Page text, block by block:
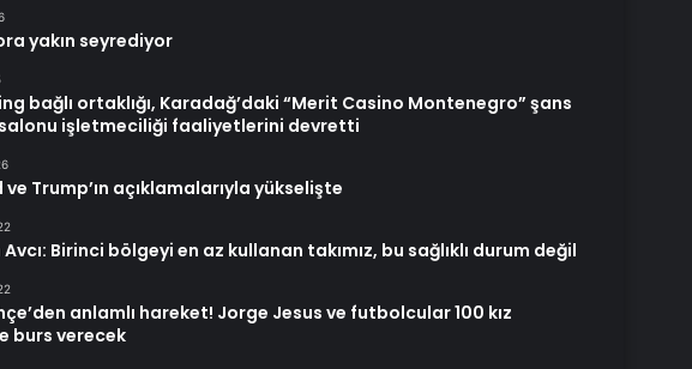
yakın seyrediyor
bağlı ortaklığı, Karadağ’daki “Merit Casino Montenegro” şans
salonu işletmeciliği faaliyetlerini devretti
ve Trump’ın açıklamalarıyla yükselişte
Birinci bölgeyi en az kullanan takımız, bu sağlıklı durum değil
anlamlı hareket! Jorge Jesus ve futbolcular 100 kız
burs verecek